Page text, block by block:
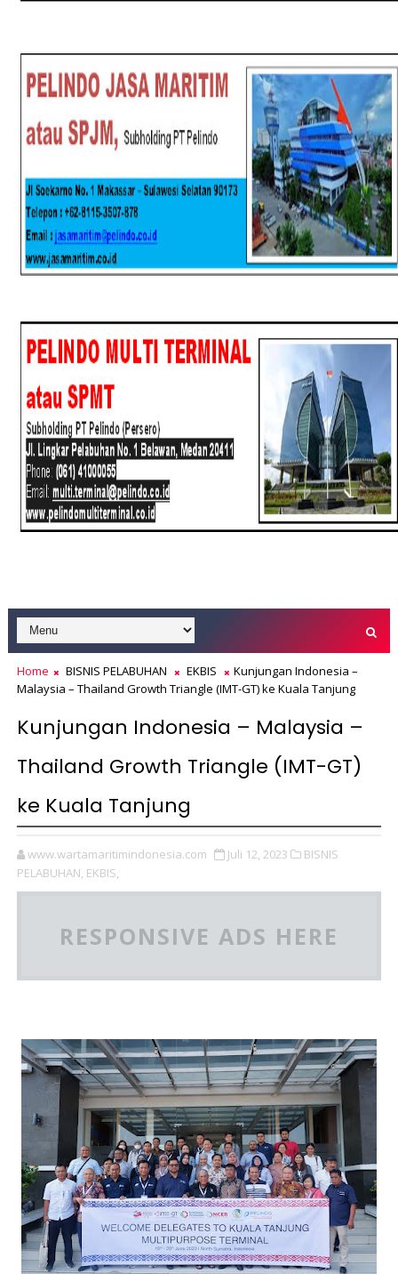
Home BISNIS PELABUHAN EKBIS
Kunjungan Indonesia –
Malaysia – Thailand Growth Triangle (IMT-GT) ke Kuala Tanjung
Kunjungan Indonesia – Malaysia –
Thailand Growth Triangle (IMT-GT)
ke Kuala Tanjung
www.wartamaritimindonesia.com Juli 12, 2023
BISNIS
PELABUHAN, EKBIS,
RESPONSIVE ADS HERE